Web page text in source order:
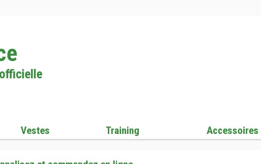
Vestes Training Accessoires